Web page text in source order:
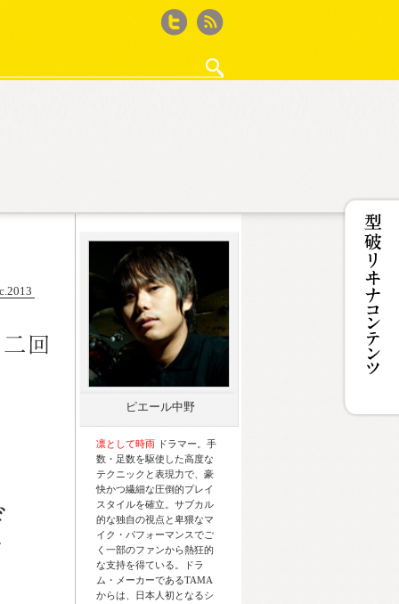
Twitter
女王のコ
型破リヰナの輪
鈴木淳史の｢WEBサイト作るから何か書いて｣と
ピエール中野
凛として時雨 ドラマー。手
数・足数を駆使した高度な
テクニックと表現力で、豪
快かつ繊細な圧倒的プレイ
スタイルを確立。サブカル
的な独自の視点と卑猥なマ
イク・パフォーマンスでご
く一部のファンから熱狂的
な支持を得ている。ドラ
ム・メーカーであるTAMA
からは、日本人初となるシ